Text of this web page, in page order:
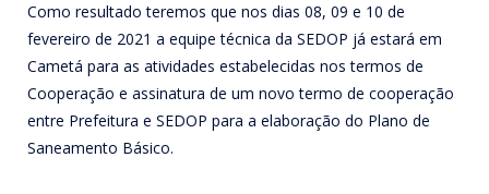
Como resultado teremos que nos dias 08, 09 e 10 de
fevereiro de 2021 a equipe técnica da SEDOP já estará em
Cametá para as atividades estabelecidas nos termos de
Cooperação e assinatura de um novo termo de cooperação
entre Prefeitura e SEDOP para a elaboração do Plano de
Saneamento Básico.